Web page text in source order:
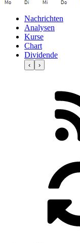
Nachrichten
Analysen
Kurse
Chart
Dividende
‹ ›